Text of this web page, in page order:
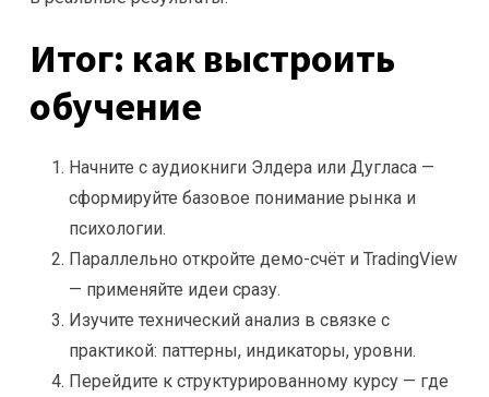
Итог: как выстроить
обучение
Начните с аудиокниги Элдера или Дугласа —
сформируйте базовое понимание рынка и
психологии.
Параллельно откройте демо-счёт и TradingView
— применяйте идеи сразу.
Изучите технический анализ в связке с
практикой: паттерны, индикаторы, уровни.
Перейдите к структурированному курсу — где